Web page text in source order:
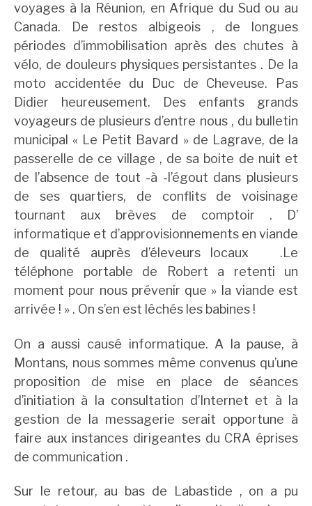
voyages à la Réunion, en Afrique du Sud ou au
Canada. De restos albigeois , de longues
périodes d’immobilisation après des chutes à
vélo, de douleurs physiques persistantes . De la
moto accidentée du Duc de Cheveuse. Pas
Didier heureusement. Des enfants grands
voyageurs de plusieurs d’entre nous , du bulletin
municipal « Le Petit Bavard » de Lagrave, de la
passerelle de ce village , de sa boite de nuit et
de l’absence de tout -à -l’égout dans plusieurs
de ses quartiers, de conflits de voisinage
tournant aux brèves de comptoir . D’
informatique et d’approvisionnements en viande
de qualité auprès d’éleveurs locaux .Le
téléphone portable de Robert a retenti un
moment pour nous prévenir que » la viande est
arrivée ! » . On s’en est lêchés les babines !
On a aussi causé informatique. A la pause, à
Montans, nous sommes même convenus qu’une
proposition de mise en place de séances
d’initiation à la consultation d’Internet et à la
gestion de la messagerie serait opportune à
faire aux instances dirigeantes du CRA éprises
de communication .
Sur le retour, au bas de Labastide , on a pu